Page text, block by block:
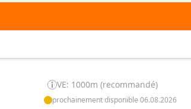
VE: 1000m (recommandé)
prochainement disponible 06.08.2026